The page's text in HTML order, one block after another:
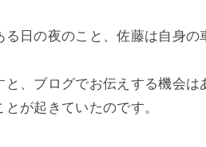
日の夜のこと、佐藤は自身の
、ブログでお伝えする機会は
が起きていたのです。